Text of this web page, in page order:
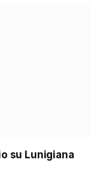
su Lunigiana